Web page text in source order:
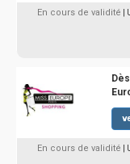
En cours de validité
En cours de validité